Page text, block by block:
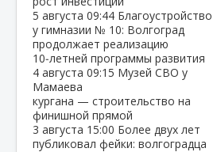
5 августа 09:44 Благоустройство
у гимназии № 10: Волгоград
продолжает реализацию
10‑летней программы развития
4 августа 09:15 Музей СВО у
Мамаева
кургана — строительство на
финишной прямой
3 августа 15:00 Более двух лет
публиковал фейки: волгоградца